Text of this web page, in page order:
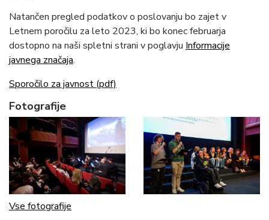
Natančen pregled podatkov o poslovanju bo zajet v
Letnem poročilu za leto 2023, ki bo konec februarja
dostopno na naši spletni strani v poglavju Informacije
javnega značaja.
Sporočilo za javnost (pdf)
Fotografije
Vse fotografije